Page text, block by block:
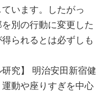
います。したがっ
別の行動に変更した
られるとは必ずしも
研究】 明治安田新宿健
動や座りすぎを中心